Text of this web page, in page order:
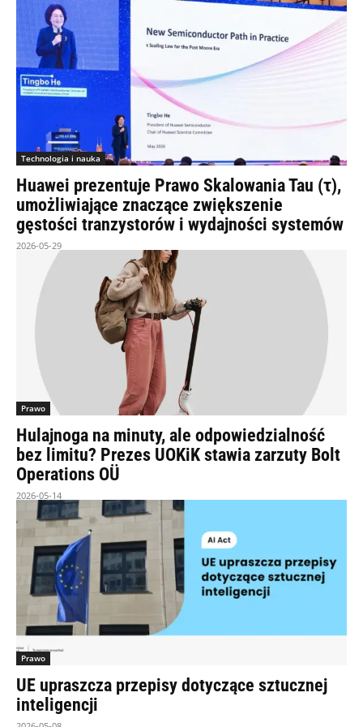
Technologia i nauka
Huawei prezentuje Prawo Skalowania Tau (τ),
umożliwiające znaczące zwiększenie
gęstości tranzystorów i wydajności systemów
2026-05-29
Prawo
Hulajnoga na minuty, ale odpowiedzialność
bez limitu? Prezes UOKiK stawia zarzuty Bolt
Operations OÜ
2026-05-14
Prawo
UE upraszcza przepisy dotyczące sztucznej
inteligencji